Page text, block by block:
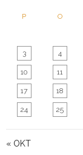
P O
« OKT
3 4
10 11
17 18
24 25